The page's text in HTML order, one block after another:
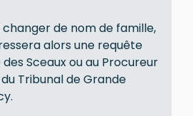
changer de nom de famille,
alors une requête
Sceaux ou au Procureur
Tribunal de Grande